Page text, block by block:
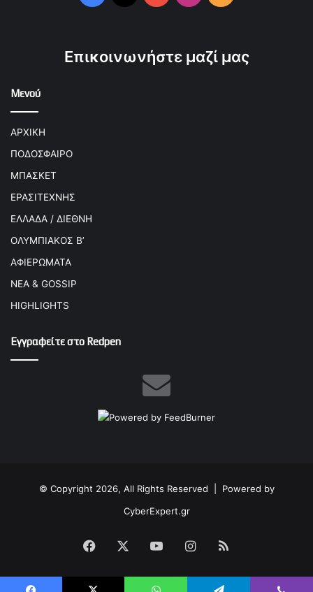
Επικοινωνήστε μαζί μας
Μενού
ΑΡΧΙΚΗ
ΠΟΔΟΣΦΑΙΡΟ
ΜΠΑΣΚΕΤ
ΕΡΑΣΙΤΕΧΝΗΣ
ΕΛΛΑΔΑ / ΔΙΕΘΝΗ
ΟΛΥΜΠΙΑΚΟΣ Β’
ΑΦΙΕΡΩΜΑΤΑ
ΝΕΑ & GOSSIP
HIGHLIGHTS
Εγγραφείτε στο Redpen
© Copyright 2026, All Rights Reserved | Powered by
CyberExpert.gr
Facebook YouTubeInstagram
RSS